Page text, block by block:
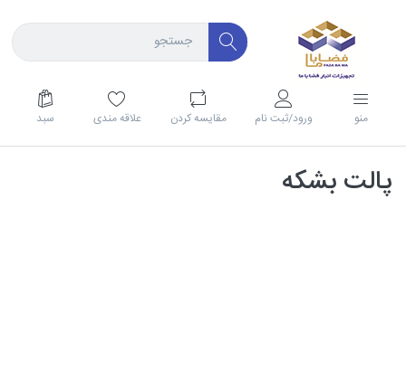
منو ورود/ثبت نام مقايسه كردن علاقه مندی سبد
پالت بشکه